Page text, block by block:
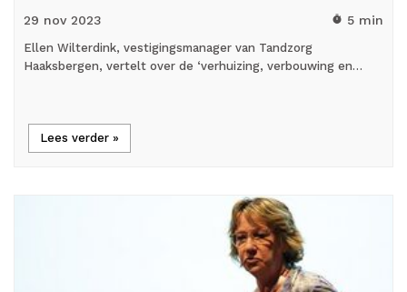
29 nov 2023 timer 5 min
Ellen Wilterdink, vestigingsmanager van Tandzorg
Haaksbergen, vertelt over de ‘verhuizing, verbouwing en…
Lees verder »